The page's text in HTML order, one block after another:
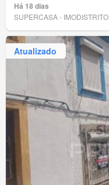
Há 18 dias
SUPERCASA - IMODISTRITO
Atualizado